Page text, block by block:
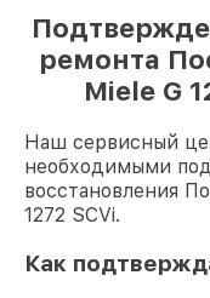
ремонта
Miele G
Наш сервисный
необходимыми
восстановления
1272 SCVi.
Как